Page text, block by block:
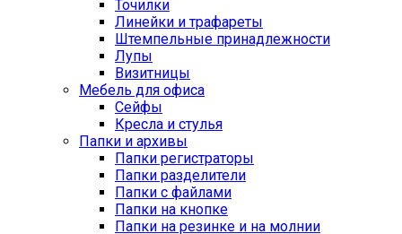
Точилки
Линейки и трафареты
Штемпельные принадлежности
Лупы
Визитницы
Мебель для офиса
Сейфы
Кресла и стулья
Папки и архивы
Папки регистраторы
Папки разделители
Папки с файлами
Папки на кнопке
Папки на резинке и на молнии